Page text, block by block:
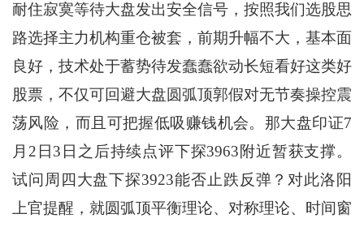
耐住寂寞等待大盘发出安全信号，按照我们选股思
路选择主力机构重仓被套，前期升幅不大，基本面
良好，技术处于蓄势待发蠢蠢欲动长短看好这类好
股票，不仅可回避大盘圆弧顶郭假对无节奏操控震
荡风险，而且可把握低吸赚钱机会。那大盘印证7
月2日3日之后持续点评下探3963附近暂获支撑。
试问周四大盘下探3923能否止跌反弹？对此洛阳
上官提醒，就圆弧顶平衡理论、对称理论、时间窗